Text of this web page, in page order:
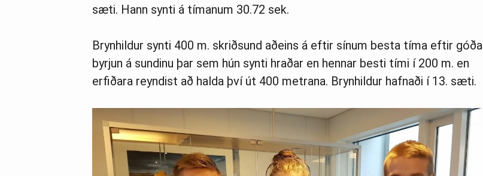
sæti. Hann synti á tímanum 30.72 sek.
Brynhildur synti 400 m. skriðsund aðeins á eftir sínum besta tíma eftir góða
byrjun á sundinu þar sem hún synti hraðar en hennar besti tími í 200 m. en
erfiðara reyndist að halda því út 400 metrana. Brynhildur hafnaði í 13. sæti.